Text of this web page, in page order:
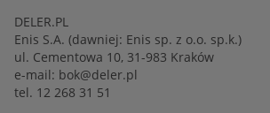
DELER.PL
Enis S.A. (dawniej: Enis sp. z o.o. sp.k.)
ul. Cementowa 10, 31-983 Kraków
e-mail: bok@deler.pl
tel. 12 268 31 51